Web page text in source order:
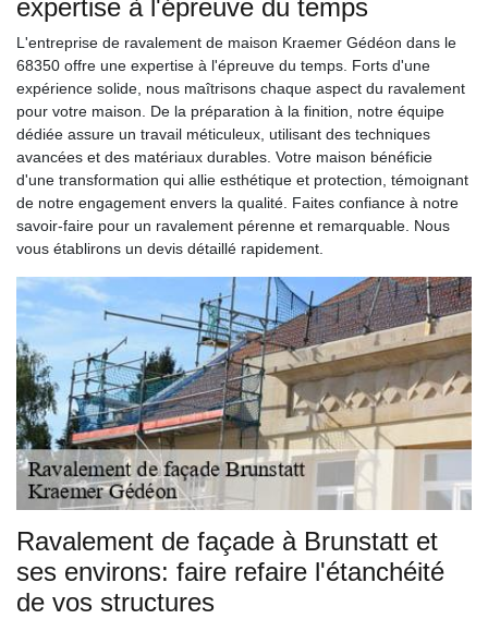
expertise à l'épreuve du temps
L'entreprise de ravalement de maison Kraemer Gédéon dans le
68350 offre une expertise à l'épreuve du temps. Forts d'une
expérience solide, nous maîtrisons chaque aspect du ravalement
pour votre maison. De la préparation à la finition, notre équipe
dédiée assure un travail méticuleux, utilisant des techniques
avancées et des matériaux durables. Votre maison bénéficie
d'une transformation qui allie esthétique et protection, témoignant
de notre engagement envers la qualité. Faites confiance à notre
savoir-faire pour un ravalement pérenne et remarquable. Nous
vous établirons un devis détaillé rapidement.
Ravalement de façade à Brunstatt et
ses environs: faire refaire l'étanchéité
de vos structures